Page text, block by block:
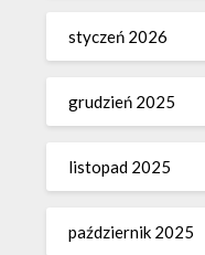
styczeń 2026
grudzień 2025
listopad 2025
październik 2025